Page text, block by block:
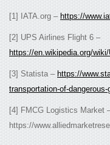
[1] IATA.org – https://
[2] UPS Airlines Flight 6 –
https://en.wikipedia.org/
[3] Statista – https://
transportation-of-
[4] FMCG Logistics Market
https://